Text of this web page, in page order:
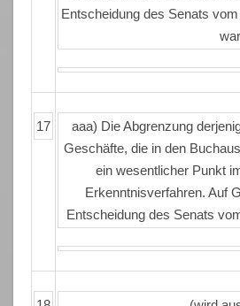
Entscheidung des Senats
17
aaa) Die Abgrenzung
Geschäfte, die in den
ein wesentlicher Punkt
Erkenntnisverfahren. Auf
Entscheidung des Senats